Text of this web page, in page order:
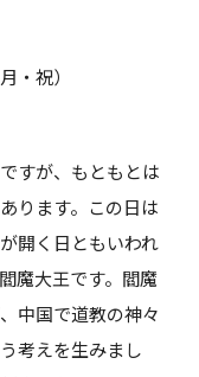
・祝）
すが、もともとは
ります。この日は
開く日ともいわれ
魔大王です。閻魔
中国で道教の神々
考えを生みまし